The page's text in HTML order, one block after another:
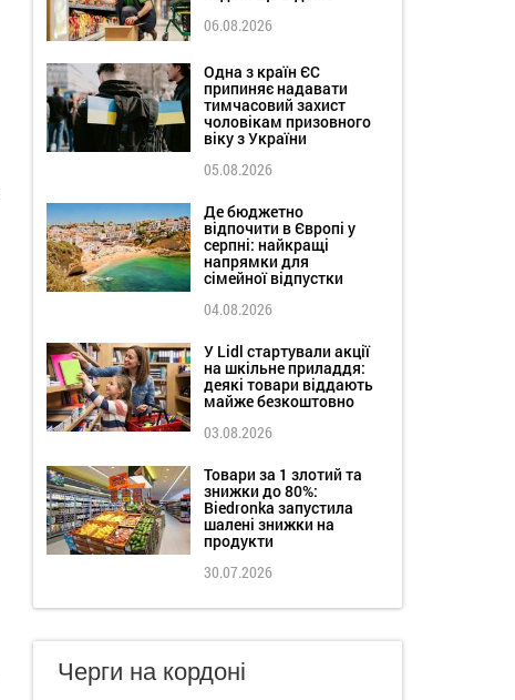
06.08.2026
Одна з країн ЄС
припиняє надавати
тимчасовий захист
чоловікам призовного
віку з України
05.08.2026
Де бюджетно
відпочити в Європі у
серпні: найкращі
напрямки для
сімейної відпустки
04.08.2026
У Lidl стартували акції
на шкільне приладдя:
деякі товари віддають
майже безкоштовно
03.08.2026
Товари за 1 злотий та
знижки до 80%:
Biedronka запустила
шалені знижки на
продукти
30.07.2026
Черги на кордоні